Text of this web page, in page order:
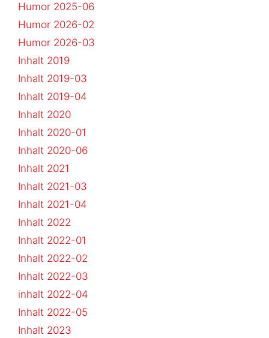
Humor 2025-06
Humor 2026-02
Humor 2026-03
Inhalt 2019
Inhalt 2019-03
Inhalt 2019-04
Inhalt 2020
Inhalt 2020-01
Inhalt 2020-06
Inhalt 2021
Inhalt 2021-03
Inhalt 2021-04
Inhalt 2022
Inhalt 2022-01
Inhalt 2022-02
Inhalt 2022-03
inhalt 2022-04
Inhalt 2022-05
Inhalt 2023